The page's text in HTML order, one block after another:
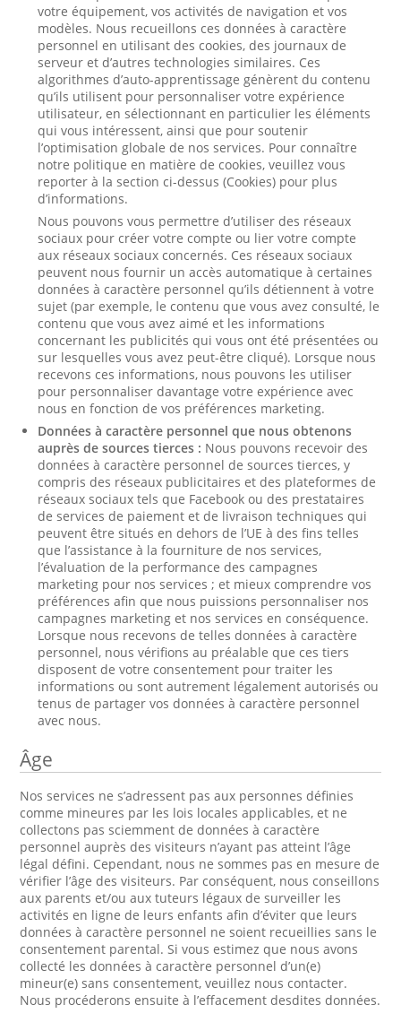
votre équipement, vos activités de navigation et vos
modèles. Nous recueillons ces données à caractère
personnel en utilisant des cookies, des journaux de
serveur et d’autres technologies similaires. Ces
algorithmes d’auto-apprentissage génèrent du contenu
qu’ils utilisent pour personnaliser votre expérience
utilisateur, en sélectionnant en particulier les éléments
qui vous intéressent, ainsi que pour soutenir
l’optimisation globale de nos services. Pour connaître
notre politique en matière de cookies, veuillez vous
reporter à la section ci-dessus (Cookies) pour plus
d’informations.
Nous pouvons vous permettre d’utiliser des réseaux
sociaux pour créer votre compte ou lier votre compte
aux réseaux sociaux concernés. Ces réseaux sociaux
peuvent nous fournir un accès automatique à certaines
données à caractère personnel qu’ils détiennent à votre
sujet (par exemple, le contenu que vous avez consulté, le
contenu que vous avez aimé et les informations
concernant les publicités qui vous ont été présentées ou
sur lesquelles vous avez peut-être cliqué). Lorsque nous
recevons ces informations, nous pouvons les utiliser
pour personnaliser davantage votre expérience avec
nous en fonction de vos préférences marketing.
Données à caractère personnel que nous obtenons
auprès de sources tierces : Nous pouvons recevoir des
données à caractère personnel de sources tierces, y
compris des réseaux publicitaires et des plateformes de
réseaux sociaux tels que Facebook ou des prestataires
de services de paiement et de livraison techniques qui
peuvent être situés en dehors de l’UE à des fins telles
que l’assistance à la fourniture de nos services,
l’évaluation de la performance des campagnes
marketing pour nos services ; et mieux comprendre vos
préférences afin que nous puissions personnaliser nos
campagnes marketing et nos services en conséquence.
Lorsque nous recevons de telles données à caractère
personnel, nous vérifions au préalable que ces tiers
disposent de votre consentement pour traiter les
informations ou sont autrement légalement autorisés ou
tenus de partager vos données à caractère personnel
avec nous.
Âge
Nos services ne s’adressent pas aux personnes définies
comme mineures par les lois locales applicables, et ne
collectons pas sciemment de données à caractère
personnel auprès des visiteurs n’ayant pas atteint l’âge
légal défini. Cependant, nous ne sommes pas en mesure de
vérifier l’âge des visiteurs. Par conséquent, nous conseillons
aux parents et/ou aux tuteurs légaux de surveiller les
activités en ligne de leurs enfants afin d’éviter que leurs
données à caractère personnel ne soient recueillies sans le
consentement parental. Si vous estimez que nous avons
collecté les données à caractère personnel d’un(e)
mineur(e) sans consentement, veuillez nous contacter.
Nous procéderons ensuite à l’effacement desdites données.